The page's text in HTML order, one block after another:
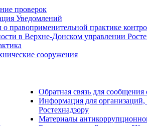
проверок
Уведомлений
правоприменительной практике
в Верхне-Донском управлении
сооружения
Обратная связь для
Информация для
Ростехнадзору
Материалы